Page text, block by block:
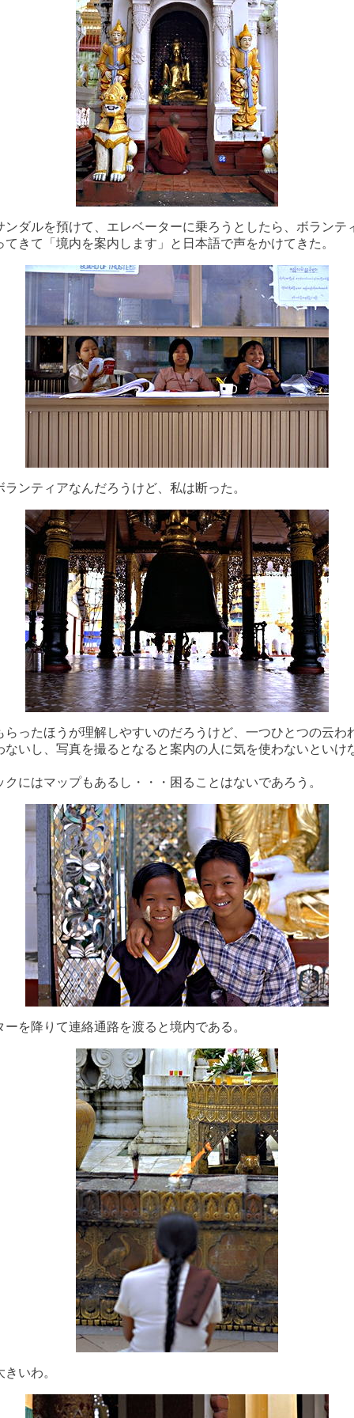
ンダルを預けて、エレベーターに乗ろうとしたら、ボランテ
てきて「境内を案内します」と日本語で声をかけてきた。
ランティアなんだろうけど、私は断った。
らったほうが理解しやすいのだろうけど、一つひとつの云わ
ないし、写真を撮るとなると案内の人に気を使わないといけ
クにはマップもあるし・・・困ることはないであろう。
ーを降りて連絡通路を渡ると境内である。
いわ。